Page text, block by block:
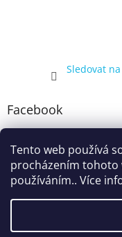
Tento web používá
procházením tohoto
používáním.. Více
Sledovat
Facebook